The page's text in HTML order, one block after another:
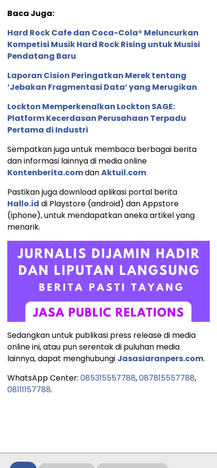
Baca Juga:
Hard Rock Cafe dan Coca-Cola® Meluncurkan
Kompetisi Musik Hard Rock Rising untuk Musisi
Pendatang Baru
Laporan Cision Peringatkan Merek tentang
‘Jebakan Fragmentasi Data’ yang Merugikan
Lockton Memperkenalkan Lockton SAGE:
Platform Kecerdasan Perusahaan Terpadu
Pertama di Industri
Sempatkan juga untuk membaca berbagai berita
dan informasi lainnya di media online
Kontenberita.comdanAktuil.com
Pastikan juga download aplikasi portal berita
Hallo.id di Playstore (android) dan Appstore
(iphone), untuk mendapatkan aneka artikel yang
menarik.
Sedangkan untuk publikasi press release di media
online ini, atau pun serentak di puluhan media
lainnya, dapat menghubungi Jasasiaranpers.com.
WhatsApp Center: 085315557788,087815557788,
08111157788.